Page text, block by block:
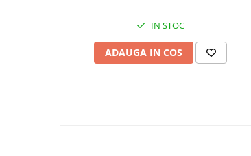
IN STOC
ADAUGA IN COS